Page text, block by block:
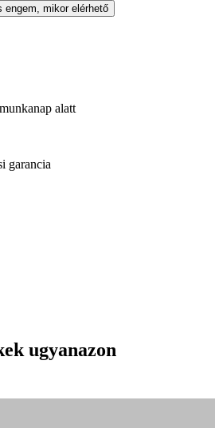
engem, mikor elérhető
alatt
garancia
ugyanazon